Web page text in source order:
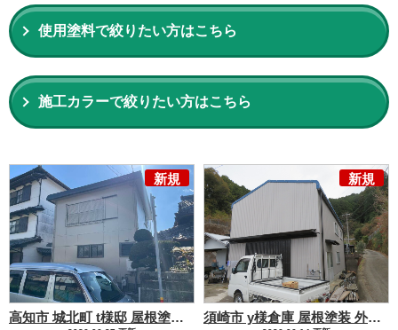
使用塗料で絞りたい方はこちら
施工カラーで絞りたい方はこちら
新規
高知市 城北町 t様邸 屋根塗装 外壁塗装工事 屋根からの暑さを
新規
須崎市 y様倉庫 屋根塗装 外壁塗装工事